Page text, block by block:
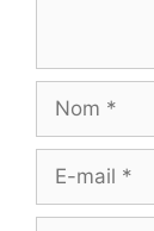
mail